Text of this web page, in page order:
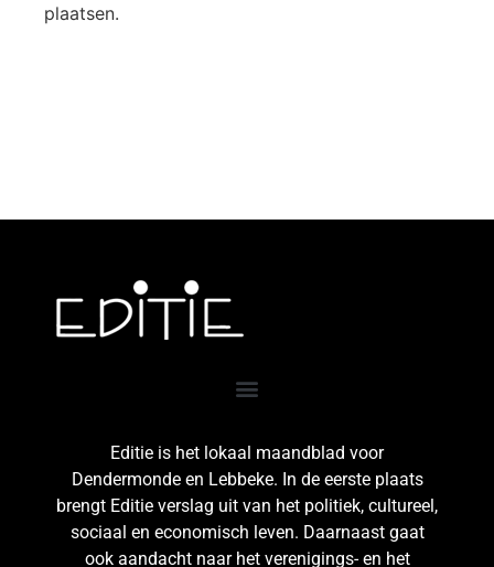
plaatsen.
Editie is het lokaal maandblad voor
Dendermonde en Lebbeke. In de eerste plaats
brengt Editie verslag uit van het politiek, cultureel,
sociaal en economisch leven. Daarnaast gaat
ook aandacht naar het verenigings- en het